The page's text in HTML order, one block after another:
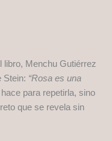
libro, Menchu Gutiérrez
Stein: “Rosa es una
para repetirla, sino
que se revela sin